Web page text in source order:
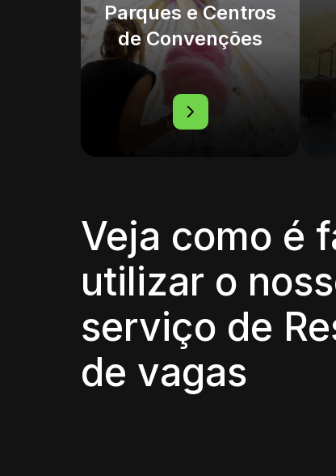
Parques e Centros
de Convenções
Veja como é
utilizar o
serviço de
de vagas